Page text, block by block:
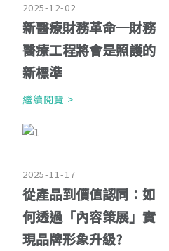
2025-12-02
新醫療財務革命─財務
醫療工程將會是照護的
新標準
繼續閱覽 >
2025-11-17
從產品到價值認同：如
何透過「內容策展」實
現品牌形象升級?